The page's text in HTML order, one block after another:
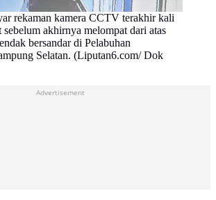
rekaman kamera CCTV terakhir kali
akhirnya melompat dari atas
bersandar di Pelabuhan
Selatan. (Liputan6.com/ Dok
Advertisement